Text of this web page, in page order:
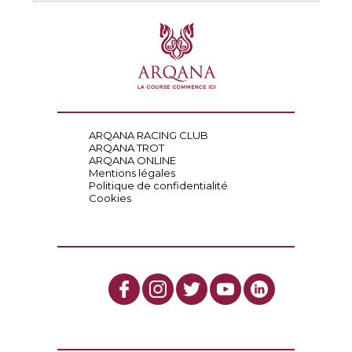
ARQANA RACING CLUB
ARQANA TROT
ARQANA ONLINE
Mentions légales
Politique de confidentialité
Cookies